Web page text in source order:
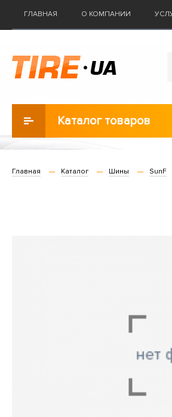
ГЛАВНАЯ О КОМПАНИИ
Каталог товаров
Главная Каталог Шины SunF